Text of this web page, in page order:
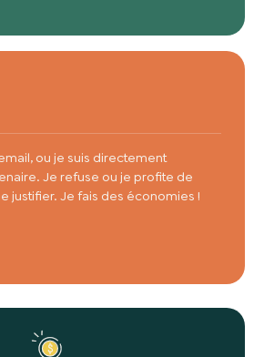
ou je suis directement
Je refuse ou je profite de
justifier. Je fais des économies !